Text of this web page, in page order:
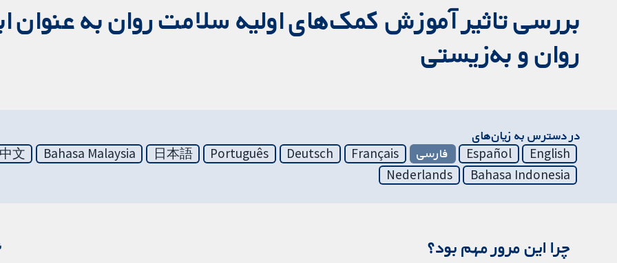
بررسی تاثیر آموزش کمک‌های اولیه سلامت روان به عنوان
روان و به‌زیستی
در دسترس به زیان‌های
English
Español فارسی Français
Deutsch
Português
日本語
Bahasa Malaysia
文
Bahasa Indonesia
Nederlands
چرا این مرور مهم بود؟